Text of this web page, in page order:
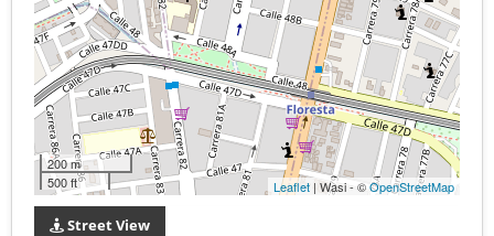
200 m
500 ft
Leaflet | Wasi - ©OpenStreetMap
Street View